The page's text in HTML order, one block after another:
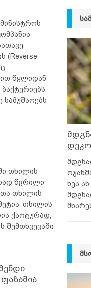
(Reverse
წყლიდან
სამუშაოებს
თხილის
წვრილი
თხილის
თხილის
ქაოტურად,
შემთხვევაში
ხეა